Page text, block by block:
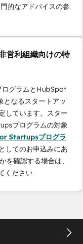
的なアドバイスの参
営利組織向けの特
グラムとHubSpot
なるスタートアッ
しています。スター
プログラムの対象
Startupsプログラ
してのお申込みにあ
確認する場合は、
ください